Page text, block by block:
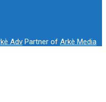
Adv Partner of Arkè Media